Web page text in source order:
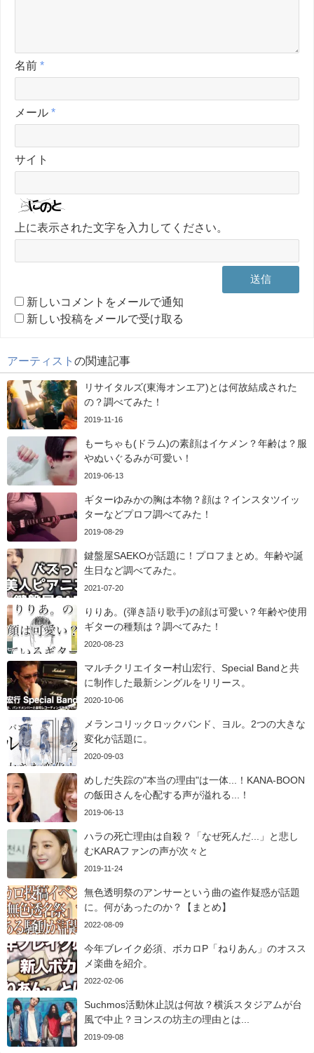
名前 *
メール *
サイト
上に表示された文字を入力してください。
新しいコメントをメールで通知
新しい投稿をメールで受け取る
アーティスト の関連記事
リサイタルズ(東海オンエア)とは何故結成された
の？調べてみた！
2019-11-16
もーちゃも(ドラム)の素顔はイケメン？年齢は？服
やぬいぐるみが可愛い！
2019-06-13
ギターゆみかの胸は本物？顔は？インスタツイッ
ターなどプロフ調べてみた！
2019-08-29
鍵盤屋SAEKOが話題に！プロフまとめ。年齢や誕
生日など調べてみた。
2021-07-20
りりあ。(弾き語り歌手)の顔は可愛い？年齢や使用
ギターの種類は？調べてみた！
2020-08-23
マルチクリエイター村山宏行、Special Bandと共
に制作した最新シングルをリリース。
2020-10-06
メランコリックロックバンド、ヨル。2つの大きな
変化が話題に。
2020-09-03
めしだ失踪の"本当の理由"は一体...！KANA-BOON
の飯田さんを心配する声が溢れる...！
2019-06-13
ハラの死亡理由は自殺？「なぜ死んだ...」と悲し
むKARAファンの声が次々と
2019-11-24
無色透明祭のアンサーという曲の盗作疑惑が話題
に。何があったのか？【まとめ】
2022-08-09
今年ブレイク必須、ボカロP「ねりあん」のオスス
メ楽曲を紹介。
2022-02-06
Suchmos活動休止説は何故？横浜スタジアムが台
風で中止？ヨンスの坊主の理由とは...
2019-09-08